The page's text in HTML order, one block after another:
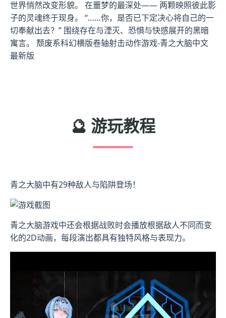
世界悄然改变形貌。 在噩梦的最深处—— 两颗映照彼此影
子的灵魂终于现身。 “……你，是否已下定决心将自己的一
切奉献出去？” 围绕存在与湮灭、恐惧与快感展开的黑暗
寓言。 颓废系科幻横版卷轴射击动作游戏-青之大脑中文
最新版
🔮 游玩教程
青之大脑中有29种敌人与陷阱登场！
青之大脑游戏中还会根据战败时会播放根据敌人不同而变
化的2D动画，每段演出都具有独特风格与表现力。